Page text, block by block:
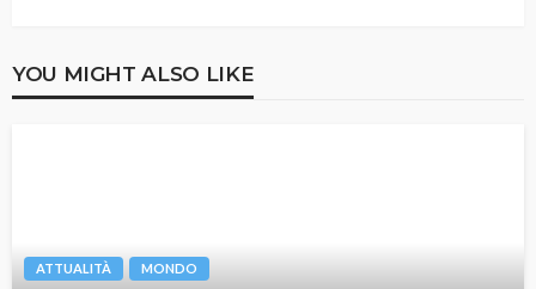
YOU MIGHT ALSO LIKE
ATTUALITÀ MONDO